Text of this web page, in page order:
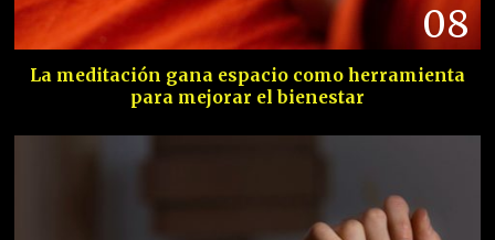
08
La meditación gana espacio como herramienta
para mejorar el bienestar